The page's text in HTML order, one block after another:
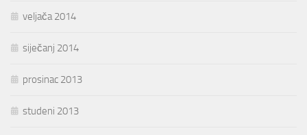
veljača 2014
siječanj 2014
prosinac 2013
studeni 2013